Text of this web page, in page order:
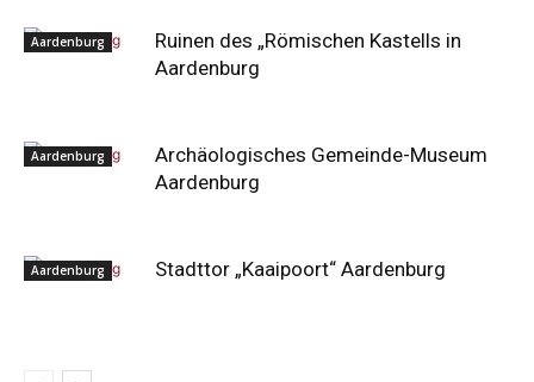
Aardenburg
Ruinen des „Römischen Kastells in
Aardenburg
Aardenburg
Archäologisches Gemeinde-Museum
Aardenburg
Aardenburg Stadttor „Kaaipoort“ Aardenburg